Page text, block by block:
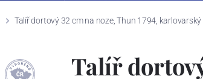
Talíř dortový 32 cm na noze, Thun 1794,
Talíř